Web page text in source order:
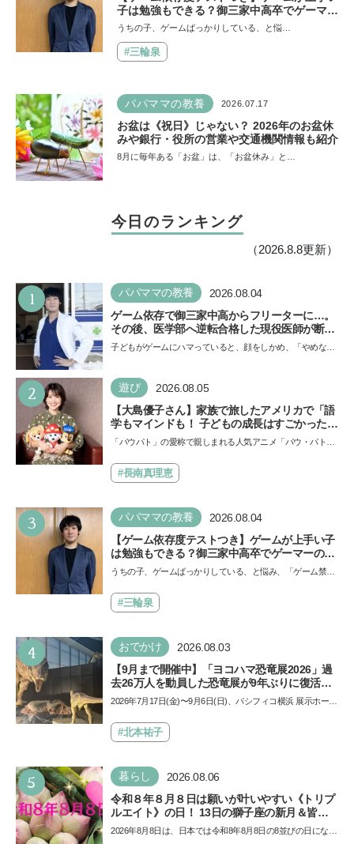
子は勉強もできる？御三家中高卒でゲーマー
の医師・阿部智史さんが教えるゲームしなが
うちの子、ゲームばっかりしている、と悩…
#三輪泉
パパママの教養 2026.07.17
お盆は《祝日》じゃない？ 2026年のお盆休
みや銀行・役所の営業や交通機関情報も紹介
8月に毎年ある「お盆」は、「お盆休み」と…
今日のランキング
（2026.8.8更新）
1 パパママの教養 2026.08.04
ゲーム依存で御三家中高からフリーターに…。
その後、医学部へ逆転合格した現役医師が断言
「ゲームの経験が受験勉強に役立った」そう考
子どもがゲームにハマっていると、顔をしかめ、「やめなさ
い…
2 遊び 2026.08.05
【大島優子さん】家族で旅したアメリカで「語
学もマインドも！ 子どもの成長はすごかった」
声優をつとめた映画『パウ・パトロール ザ・ダ
できると子どもに知ってほしい
「パウパト」の愛称で親しまれる人気アニメ「パウ・パトロ
ザ…#長南真理恵
3 パパママの教養 2026.08.04
【ゲーム依存度テストつき】ゲームが上手い子
は勉強もできる？御三家中高卒でゲーマーの医
師・阿部智史さんが教えるゲームしながら受験
うちの子、ゲームばっかりしている、と悩み、「ゲーム禁
も…#三輪泉
4 おでかけ 2026.08.03
【9月まで開催中】「ヨコハマ恐竜展2026」過
去26万人を動員した恐竜展が9年ぶりに復活！
夏休みのおでかけで楽しむポイントを完全ガイ
2026年7月17日(金)〜9月6日(日)、パシフィコ横浜 展示ホール
催…#北本祐子
5 暮らし 2026.08.06
令和８年８月８日は願いが叶いやすい《トリプ
ルエイト》の日！ 13日の獅子座の新月＆皆既
日食の影響にも注目
2026年8月8日は、日本では令和8年8月8日の8並びの日になり